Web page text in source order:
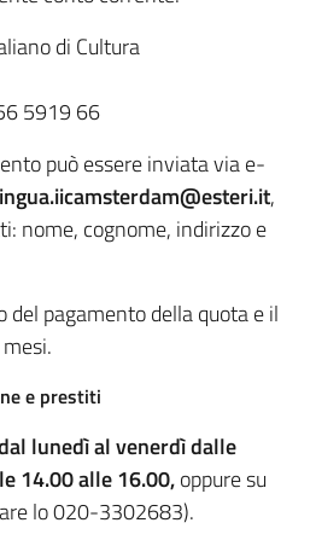
di Cultura
5919 66
può essere inviata via e-
,
nome, cognome, indirizzo e
del pagamento della quota e il
e prestiti
lunedì al venerdì dalle
14.00 alle 16.00,oppure su
lo 020-3302683).